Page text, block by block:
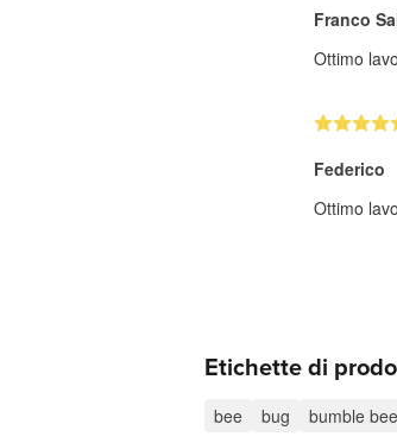
Franco
Ottimo
Federico
Ottimo
Etichette di
bee bug bumble bee